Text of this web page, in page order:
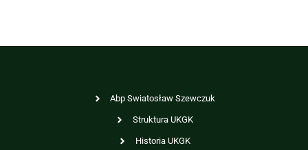
Abp Swiatosław Szewczuk
Struktura UKGK
Historia UKGK